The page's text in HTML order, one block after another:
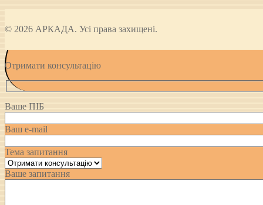
© 2026 АРКАДА. Усі права захищені.
Отримати консультацію
Ваше ПІБ
Ваш e-mail
Тема запитання
Ваше запитання